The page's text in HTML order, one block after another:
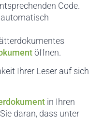
Code.
automatisch
öffnen.
Ihrer Leser auf sich
in Ihren
daran, dass unter